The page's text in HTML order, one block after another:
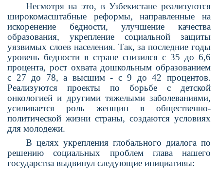
Несмотря на это, в Узбекистане реализуются
широкомасштабные реформы, направленные на
искоренение бедности, улучшение качества
образования, укрепление социальной защиты
уязвимых слоев населения. Так, за последние годы
уровень бедности в стране снизился с 35 до 6,6
процента, рост охвата дошкольным образованием
с 27 до 78, а высшим - с 9 до 42 процентов.
Реализуются проекты по борьбе с детской
онкологией и другими тяжелыми заболеваниями,
усиливается роль женщин в общественно-
политической жизни страны, создаются условиях
для молодежи.
В целях укрепления глобального диалога по
решению социальных проблем глава нашего
государства выдвинул следующие инициативы: